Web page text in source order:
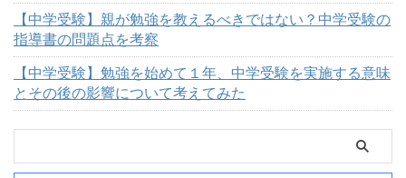
【中学受験】親が勉強を教えるべきではない？中学受験の
指導書の問題点を考察
【中学受験】勉強を始めて１年、中学受験を実施する意味
とその後の影響について考えてみた